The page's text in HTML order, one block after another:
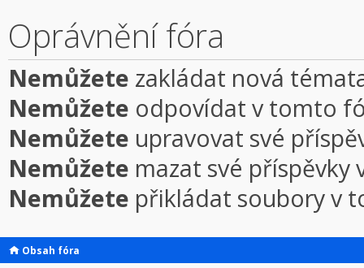
Oprávnění fóra
Nemůžete zakládat nová
Nemůžete odpovídat v tomto
Nemůžete upravovat své
Nemůžete mazat své
Nemůžete přikládat soubory v
Obsah fóra